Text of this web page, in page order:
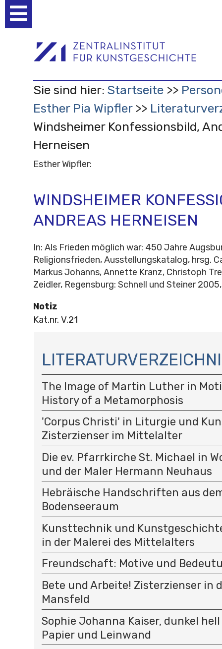
Werkzeuge
Sie sind hier: Startseite
Esther Pia Wipfler
Windsheimer Konfessionsbild,
Herneisen
Esther Wipfler:
WINDSHEIMER
ANDREAS HERNEISEN
In: Als Frieden möglich war: 450 Jahre
Religionsfrieden, Ausstellungskatalog, hrsg.
Markus Johanns, Annette Kranz, Christoph
Zeidler, Regensburg: Schnell und Steiner
Notiz
Kat.nr. V.21
A
V
I
G
A
T
I
O
N
The Image of Martin Luther in
History of a Metamorphosis
'Corpus Christi' in Liturgie und
Zisterzienser im Mittelalter
Die ev. Pfarrkirche St. Michael in
und der Maler Hermann Neuhaus
Hebräische Handschriften aus
Bodenseeraum
Kunsttechnik und
in der Malerei des Mittelalters
Freundschaft: Motive und
Bete und Arbeite! Zisterzienser in
Mansfeld
Sophie Johanna Kaiser, dunkel
Papier und Leinwand